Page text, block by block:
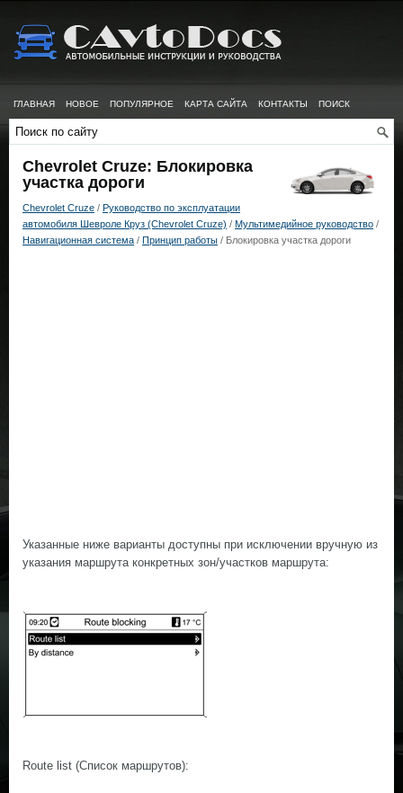
ГЛАВНАЯ НОВОЕ ПОПУЛЯРНОЕ КАРТА САЙТА КОНТАКТЫ ПОИСК
Chevrolet Cruze: Блокировка
участка дороги
Chevrolet Cruze / Руководство по эксплуатации
автомобиля Шевроле Круз (Chevrolet Cruze) / Мультимедийное руководство /
Навигационная система / Принцип работы / Блокировка участка дороги
Указанные ниже варианты доступны при исключении вручную из
указания маршрута конкретных зон/участков маршрута:
Route list (Список маршрутов):